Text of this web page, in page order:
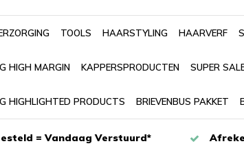
TOOLS HAARSTYLING HAARVERF
HIGH MARGIN KAPPERSPRODUCTEN SUPER
HIGHLIGHTED PRODUCTS BRIEVENBUS PAKKET
= Vandaag Verstuurd*